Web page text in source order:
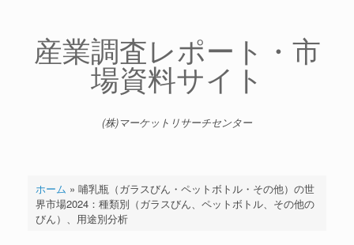
産業調査レポート・市
場資料サイト
(株)マーケットリサーチセンター
ホーム » 哺乳瓶（ガラスびん・ペットボトル・その他）の世
界市場2024：種類別（ガラスびん、ペットボトル、その他の
びん）、用途別分析